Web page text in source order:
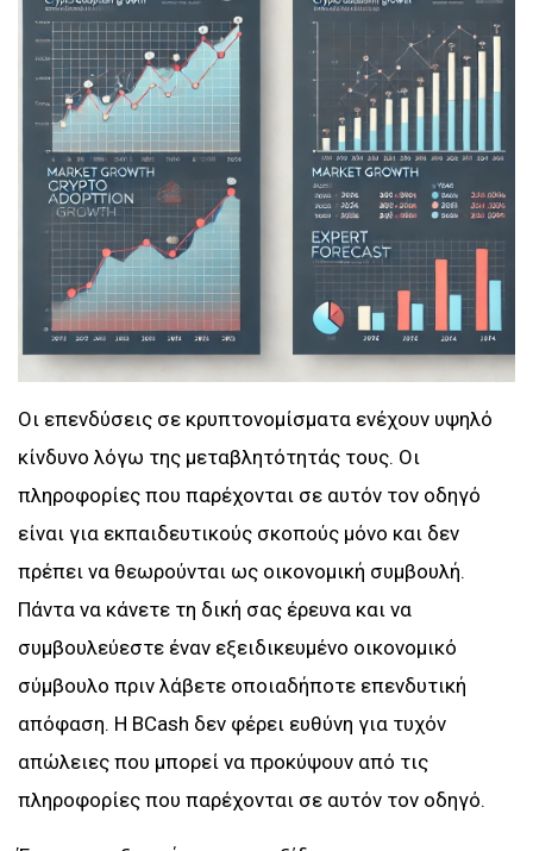
Οι επενδύσεις σε κρυπτονομίσματα ενέχουν υψηλό
κίνδυνο λόγω της μεταβλητότητάς τους. Οι
πληροφορίες που παρέχονται σε αυτόν τον οδηγό
είναι για εκπαιδευτικούς σκοπούς μόνο και δεν
πρέπει να θεωρούνται ως οικονομική συμβουλή.
Πάντα να κάνετε τη δική σας έρευνα και να
συμβουλεύεστε έναν εξειδικευμένο οικονομικό
σύμβουλο πριν λάβετε οποιαδήποτε επενδυτική
απόφαση. Η BCash δεν φέρει ευθύνη για τυχόν
απώλειες που μπορεί να προκύψουν από τις
πληροφορίες που παρέχονται σε αυτόν τον οδηγό.